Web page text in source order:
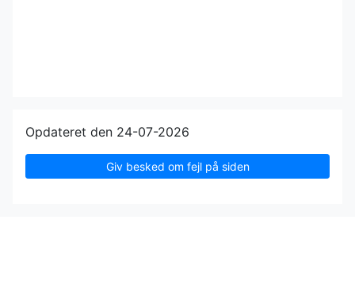
Opdateret den 24-07-2026
Giv besked om fejl på siden